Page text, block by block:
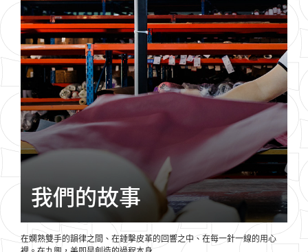
我們的故事
在嫻熟雙手的韻律之間、 在錘擊皮革的回響之中、 在每一針一線的用心